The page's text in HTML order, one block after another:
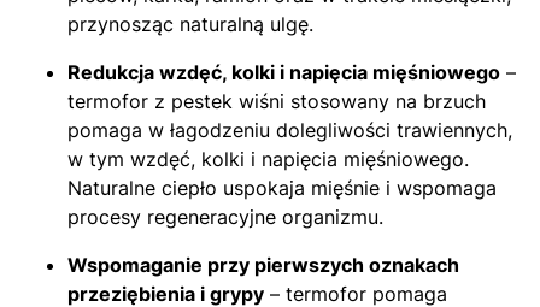
przynosząc naturalną ulgę.
Redukcja wzdęć, kolki i napięcia mięśniowego –
termofor z pestek wiśni stosowany na brzuch
pomaga w łagodzeniu dolegliwości trawiennych,
w tym wzdęć, kolki i napięcia mięśniowego.
Naturalne ciepło uspokaja mięśnie i wspomaga
procesy regeneracyjne organizmu.
Wspomaganie przy pierwszych oznakach
przeziębienia i grypy – termofor pomaga